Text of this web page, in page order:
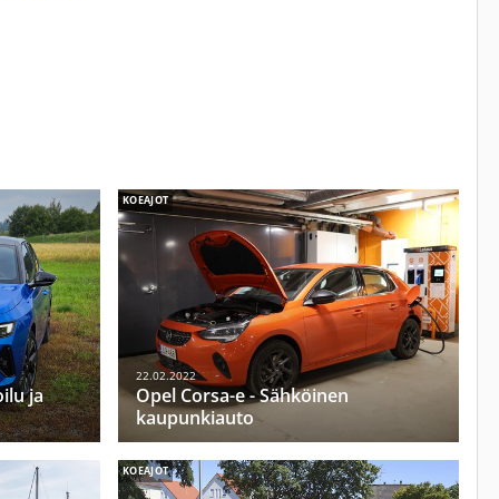
ja
KOEAJOT
22.02.2022
Opel Corsa-e - Sähköinen
kaupunkiauto
KOEAJOT